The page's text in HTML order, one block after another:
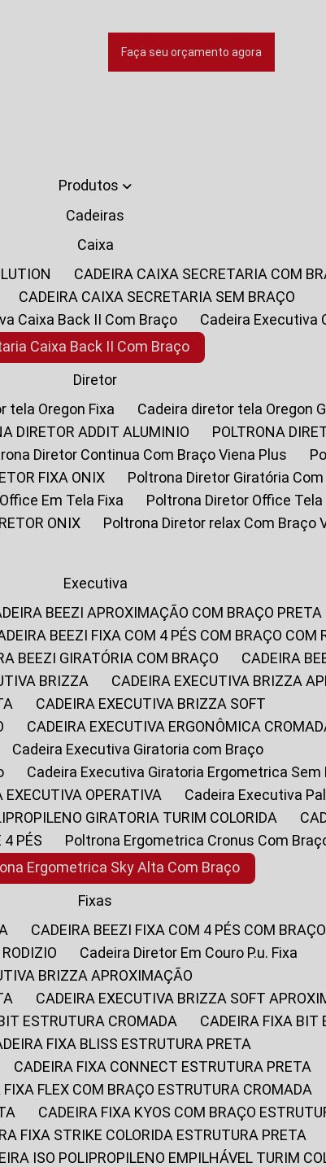
Faça seu orçamento agora
Produtos
Cadeiras
Caixa
CADEIRA CAIXA SECRETARIA COM
CADEIRA CAIXA SECRETARIA SEM BRAÇO
Caixa Back II Com Braço
Cadeira
Caixa Back II Com Braço
Diretor
tela Oregon Fixa
Cadeira diretor tela Oregon
DIRETOR ADDIT ALUMINIO
POLTRONA
Diretor Continua Com Braço Viena Plus
FIXA ONIX
Poltrona Diretor Giratória
Em Tela Fixa
Poltrona Diretor Office
ONIX
Poltrona Diretor relax Com Braço
Executiva
BEEZI APROXIMAÇÃO COM BRAÇO PRETA
BEEZI FIXA COM 4 PÉS COM BRAÇO COM
BEEZI GIRATÓRIA COM BRAÇO
CADEIRA
BRIZZA
CADEIRA EXECUTIVA BRIZZA
CADEIRA EXECUTIVA BRIZZA SOFT
CADEIRA EXECUTIVA ERGONÔMICA
Cadeira Executiva Giratoria com Braço
Cadeira Executiva Giratoria Ergometrica Sem
EXECUTIVA OPERATIVA
Cadeira Executiva
GIRATORIA TURIM COLORIDA
4 PÉS
Poltrona Ergometrica Cronus Com
Ergometrica Sky Alta Com Braço
Fixas
CADEIRA BEEZI FIXA COM 4 PÉS COM BRAÇO
Cadeira Diretor Em Couro P.u. Fixa
BRIZZA APROXIMAÇÃO
CADEIRA EXECUTIVA BRIZZA SOFT
ESTRUTURA CROMADA
CADEIRA FIXA
FIXA BLISS ESTRUTURA PRETA
CADEIRA FIXA CONNECT ESTRUTURA PRETA
FIXA FLEX COM BRAÇO ESTRUTURA CROMADA
CADEIRA FIXA KYOS COM BRAÇO
FIXA STRIKE COLORIDA ESTRUTURA PRETA
ISO POLIPROPILENO EMPILHÁVEL TURIM